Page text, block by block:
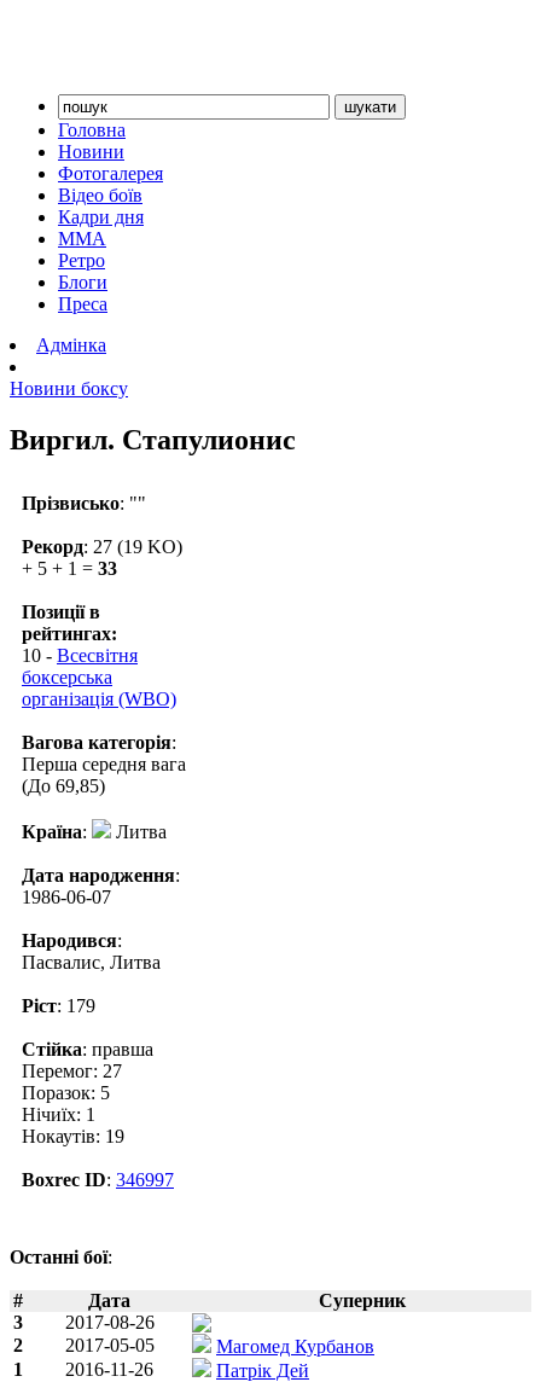
Головна
Новини
Фотогалерея
Відео боїв
Кадри дня
ММА
Ретро
Блоги
Преса
Адмінка
Новини боксу
Виргил. Стапулионис
Прізвисько: ""
Рекорд: 27 (19 KO)
+ 5 + 1 = 33
Позиції в
рейтингах:
10 - Всесвітня
боксерська
організація (WBO)
Вагова категорія:
Перша середня вага
(До 69,85)
Країна: Литва
Дата народження:
1986-06-07
Народився:
Пасвалис, Литва
Ріст: 179
Стійка: правша
Перемог: 27
Поразок: 5
Нічиїх: 1
Нокаутів: 19
Boxrec ID: 346997
Останні бої:
# Дата
Суперник
3
2017-08-26
2
2017-05-05
Магомед Курбанов
1
2016-11-26 Патрік Дей